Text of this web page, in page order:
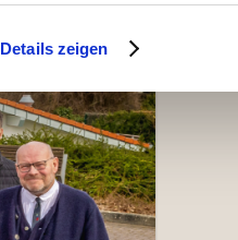
Details zeigen